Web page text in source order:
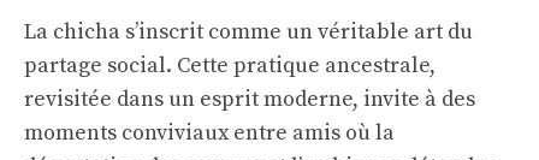
La chicha s’inscrit comme un véritable art du
partage social. Cette pratique ancestrale,
revisitée dans un esprit moderne, invite à des
moments conviviaux entre amis où la